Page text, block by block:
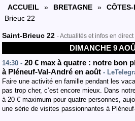
ACCUEIL » BRETAGNE »
Brieuc 22
Saint-Brieuc 22 - Actualités et infos en direct
DIMANCHE 9
14:30 - 20 € max à quatre : notre bon
à Pléneuf-Val-André en août -
Faire une activité en famille pendant les
pas trop cher, c’est encore mieux. Dans
à 20 € maximum pour quatre personnes,
une série de visites passionnantes à